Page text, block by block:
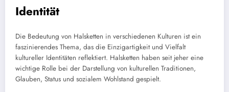
Identität
Die Bedeutung von Halsketten in verschiedenen Kulturen ist ein
faszinierendes Thema, das die Einzigartigkeit und Vielfalt
kultureller Identitäten reflektiert. Halsketten haben seit jeher eine
wichtige Rolle bei der Darstellung von kulturellen Traditionen,
Glauben, Status und sozialem Wohlstand gespielt.